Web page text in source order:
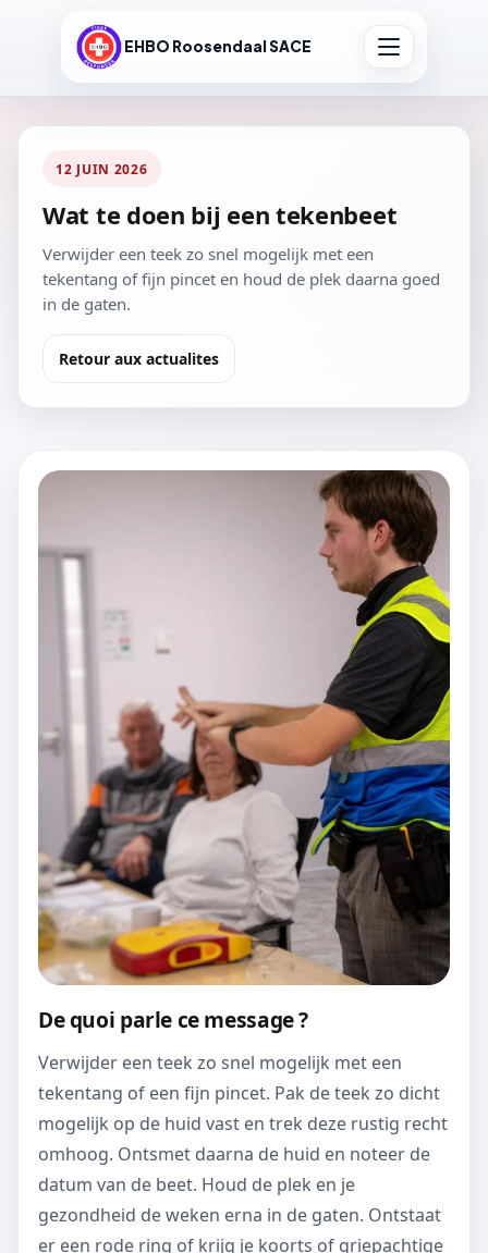
EHBO Roosendaal SACE
12 JUIN 2026
Wat te doen bij een tekenbeet
Verwijder een teek zo snel mogelijk met een
tekentang of fijn pincet en houd de plek daarna goed
in de gaten.
Retour aux actualites
De quoi parle ce message ?
Verwijder een teek zo snel mogelijk met een
tekentang of een fijn pincet. Pak de teek zo dicht
mogelijk op de huid vast en trek deze rustig recht
omhoog. Ontsmet daarna de huid en noteer de
datum van de beet. Houd de plek en je
gezondheid de weken erna in de gaten. Ontstaat
er een rode ring of krijg je koorts of griepachtige